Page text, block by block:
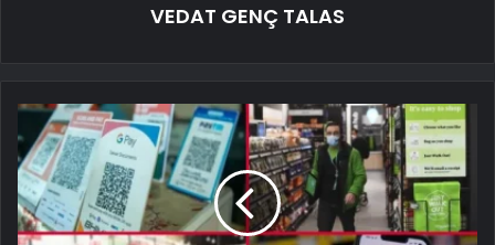
VEDAT GENÇ TALAS